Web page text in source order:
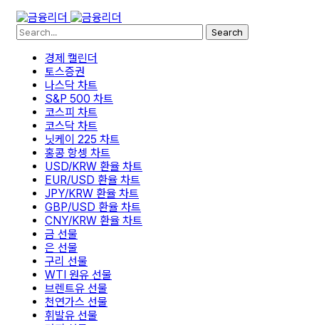
Search
경제 캘린더
토스증권
나스닥 차트
S&P 500 차트
코스피 차트
코스닥 차트
닛케이 225 차트
홍콩 항셍 차트
USD/KRW 환율 차트
EUR/USD 환율 차트
JPY/KRW 환율 차트
GBP/USD 환율 차트
CNY/KRW 환율 차트
금 선물
은 선물
구리 선물
WTI 원유 선물
브렌트유 선물
천연가스 선물
휘발유 선물